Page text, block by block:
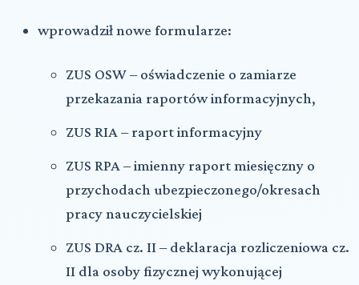
wprowadził nowe formularze:
ZUS OSW – oświadczenie o zamiarze
przekazania raportów informacyjnych,
ZUS RIA – raport informacyjny
ZUS RPA – imienny raport miesięczny o
przychodach ubezpieczonego/okresach
pracy nauczycielskiej
ZUS DRA cz. II – deklaracja rozliczeniowa cz.
II dla osoby fizycznej wykonującej